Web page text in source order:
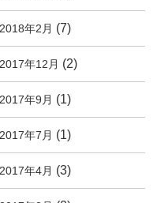
2018年2月 (7)
2017年12月 (2)
2017年9月 (1)
2017年7月 (1)
2017年4月 (3)